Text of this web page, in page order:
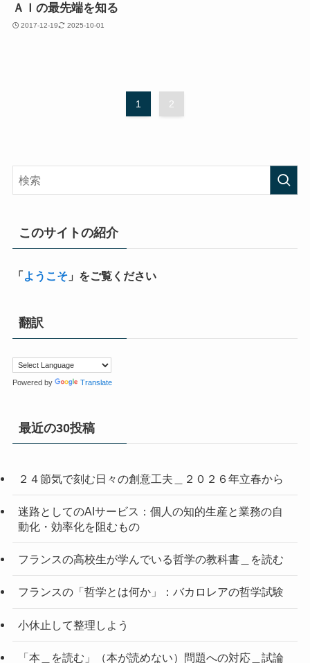
ＡＩの最先端を知る
2017-12-19 2025-10-01
1 2
このサイトの紹介
「ようこそ」をご覧ください
翻訳
Powered by Translate
最近の30投稿
２４節気で刻む日々の創意工夫＿２０２６年立春から
迷路としてのAIサービス：個人の知的生産と業務の自
動化・効率化を阻むもの
フランスの高校生が学んでいる哲学の教科書＿を読む
フランスの「哲学とは何か」：バカロレアの哲学試験
小休止して整理しよう
「本＿を読む」（本が読めない）問題への対応＿試論